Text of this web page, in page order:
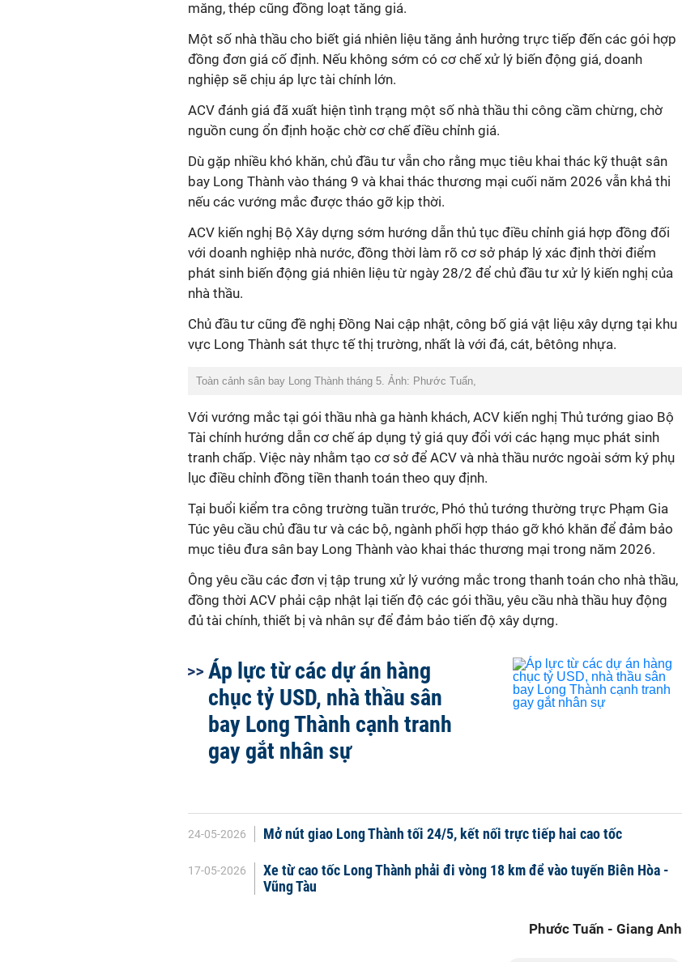
măng, thép cũng đồng loạt tăng giá.
Một số nhà thầu cho biết giá nhiên liệu tăng ảnh hưởng trực tiếp đến các gói hợp
đồng đơn giá cố định. Nếu không sớm có cơ chế xử lý biến động giá, doanh
nghiệp sẽ chịu áp lực tài chính lớn.
ACV đánh giá đã xuất hiện tình trạng một số nhà thầu thi công cầm chừng, chờ
nguồn cung ổn định hoặc chờ cơ chế điều chỉnh giá.
Dù gặp nhiều khó khăn, chủ đầu tư vẫn cho rằng mục tiêu khai thác kỹ thuật sân
bay Long Thành vào tháng 9 và khai thác thương mại cuối năm 2026 vẫn khả thi
nếu các vướng mắc được tháo gỡ kịp thời.
ACV kiến nghị Bộ Xây dựng sớm hướng dẫn thủ tục điều chỉnh giá hợp đồng đối
với doanh nghiệp nhà nước, đồng thời làm rõ cơ sở pháp lý xác định thời điểm
phát sinh biến động giá nhiên liệu từ ngày 28/2 để chủ đầu tư xử lý kiến nghị của
nhà thầu.
Chủ đầu tư cũng đề nghị Đồng Nai cập nhật, công bố giá vật liệu xây dựng tại khu
vực Long Thành sát thực tế thị trường, nhất là với đá, cát, bêtông nhựa.
Toàn cảnh sân bay Long Thành tháng 5. Ảnh: Phước Tuấn,
Với vướng mắc tại gói thầu nhà ga hành khách, ACV kiến nghị Thủ tướng giao Bộ
Tài chính hướng dẫn cơ chế áp dụng tỷ giá quy đổi với các hạng mục phát sinh
tranh chấp. Việc này nhằm tạo cơ sở để ACV và nhà thầu nước ngoài sớm ký phụ
lục điều chỉnh đồng tiền thanh toán theo quy định.
Tại buổi kiểm tra công trường tuần trước, Phó thủ tướng thường trực Phạm Gia
Túc yêu cầu chủ đầu tư và các bộ, ngành phối hợp tháo gỡ khó khăn để đảm bảo
mục tiêu đưa sân bay Long Thành vào khai thác thương mại trong năm 2026.
Ông yêu cầu các đơn vị tập trung xử lý vướng mắc trong thanh toán cho nhà thầu,
đồng thời ACV phải cập nhật lại tiến độ các gói thầu, yêu cầu nhà thầu huy động
đủ tài chính, thiết bị và nhân sự để đảm bảo tiến độ xây dựng.
Áp lực từ các dự án hàng
chục tỷ USD, nhà thầu sân
bay Long Thành cạnh tranh
gay gắt nhân sự
24-05-2026 Mở nút giao Long Thành tối 24/5, kết nối trực tiếp hai cao tốc
17-05-2026
Xe từ cao tốc Long Thành phải đi vòng 18 km để vào tuyến Biên Hòa -
Vũng Tàu
Phước Tuấn - Giang Anh